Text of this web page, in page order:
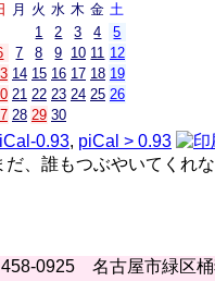
月 火 水 木 金 土
1
2 3 4
5
7 8 9 10 11 12
14 15 16 17 18 19
21 22 23 24 25 26
28 29 30
0.93, piCal > 0.93
だ、誰もつぶやいてくれ
0925 名古屋市緑区桶